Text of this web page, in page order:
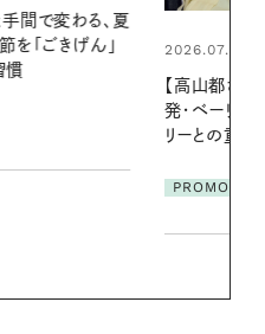
素敵な大人の
る【大人気の